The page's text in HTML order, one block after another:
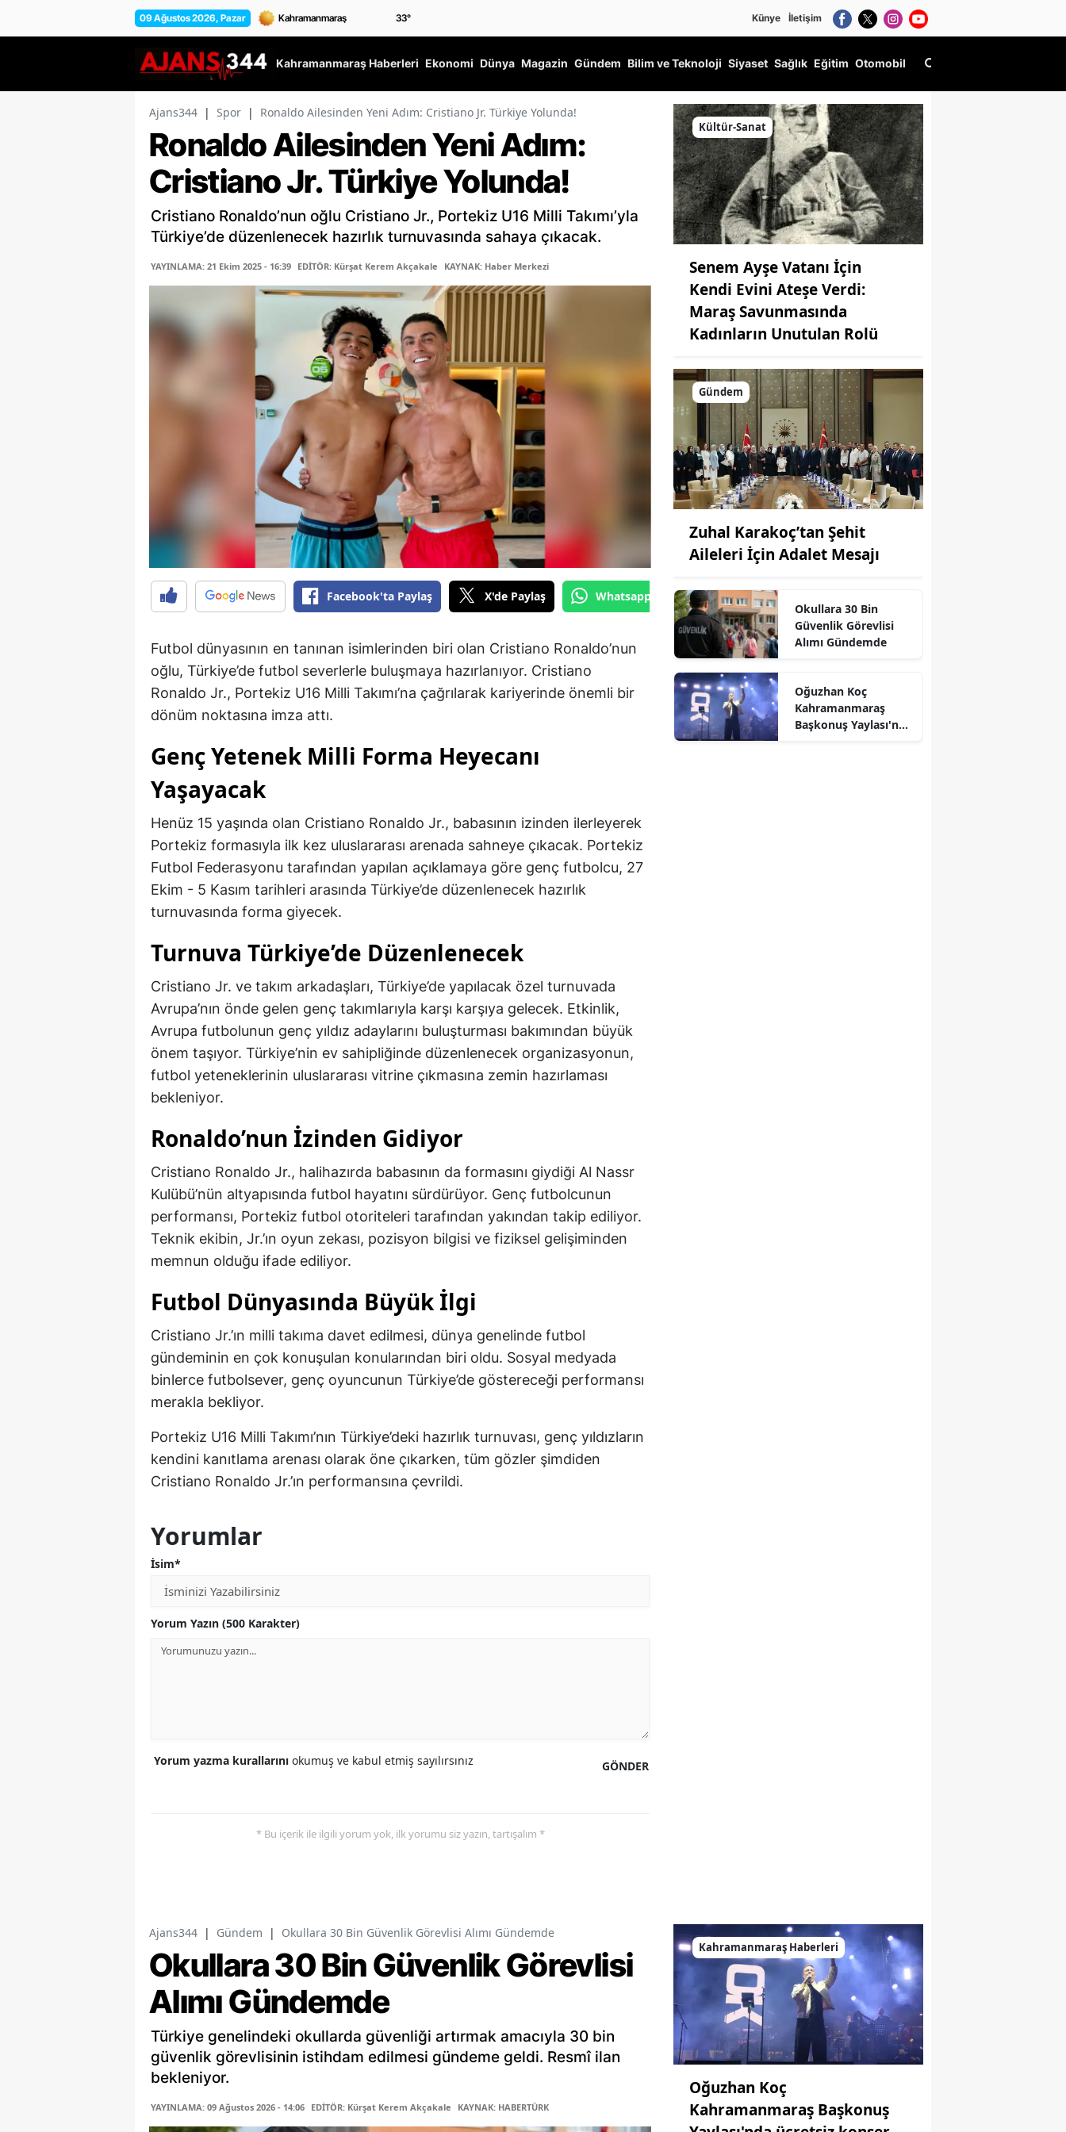
09 Ağustos 2026, Pazar 33° Künye İletişim
Kahramanmaraş Haberleri Ekonomi Dünya Magazin Gündem Bilim ve Teknoloji Siyaset Sağlık Eğitim Otomobil
Ajans344 | Spor | Ronaldo Ailesinden Yeni Adım: Cristiano Jr. Türkiye Yolunda!
Ronaldo Ailesinden Yeni Adım:
Cristiano Jr. Türkiye Yolunda!
Cristiano Ronaldo’nun oğlu Cristiano Jr., Portekiz U16 Milli Takımı’yla
Türkiye’de düzenlenecek hazırlık turnuvasında sahaya çıkacak.
YAYINLAMA: 21 Ekim 2025 - 16:39 EDİTÖR: Kürşat Kerem Akçakale KAYNAK: Haber Merkezi
Facebook'ta Paylaş X'de Paylaş Whatsapp'tan Gönder
Futbol dünyasının en tanınan isimlerinden biri olan Cristiano Ronaldo’nun
oğlu, Türkiye’de futbol severlerle buluşmaya hazırlanıyor. Cristiano
Ronaldo Jr., Portekiz U16 Milli Takımı’na çağrılarak kariyerinde önemli bir
dönüm noktasına imza attı.
Genç Yetenek Milli Forma Heyecanı
Yaşayacak
Henüz 15 yaşında olan Cristiano Ronaldo Jr., babasının izinden ilerleyerek
Portekiz formasıyla ilk kez uluslararası arenada sahneye çıkacak. Portekiz
Futbol Federasyonu tarafından yapılan açıklamaya göre genç futbolcu, 27
Ekim - 5 Kasım tarihleri arasında Türkiye’de düzenlenecek hazırlık
turnuvasında forma giyecek.
Turnuva Türkiye’de Düzenlenecek
Cristiano Jr. ve takım arkadaşları, Türkiye’de yapılacak özel turnuvada
Avrupa’nın önde gelen genç takımlarıyla karşı karşıya gelecek. Etkinlik,
Avrupa futbolunun genç yıldız adaylarını buluşturması bakımından büyük
önem taşıyor. Türkiye’nin ev sahipliğinde düzenlenecek organizasyonun,
futbol yeteneklerinin uluslararası vitrine çıkmasına zemin hazırlaması
bekleniyor.
Ronaldo’nun İzinden Gidiyor
Cristiano Ronaldo Jr., halihazırda babasının da formasını giydiği Al Nassr
Kulübü’nün altyapısında futbol hayatını sürdürüyor. Genç futbolcunun
performansı, Portekiz futbol otoriteleri tarafından yakından takip ediliyor.
Teknik ekibin, Jr.’ın oyun zekası, pozisyon bilgisi ve fiziksel gelişiminden
memnun olduğu ifade ediliyor.
Futbol Dünyasında Büyük İlgi
Cristiano Jr.’ın milli takıma davet edilmesi, dünya genelinde futbol
gündeminin en çok konuşulan konularından biri oldu. Sosyal medyada
binlerce futbolsever, genç oyuncunun Türkiye’de göstereceği performansı
merakla bekliyor.
Portekiz U16 Milli Takımı’nın Türkiye’deki hazırlık turnuvası, genç yıldızların
kendini kanıtlama arenası olarak öne çıkarken, tüm gözler şimdiden
Cristiano Ronaldo Jr.’ın performansına çevrildi.
Yorumlar
İsim*
Yorum Yazın (500 Karakter)
GÖNDER
Yorum yazma kurallarını okumuş ve kabul etmiş sayılırsınız
* Bu içerik ile ilgili yorum yok, ilk yorumu siz yazın, tartışalım *
Kültür-Sanat
Senem Ayşe Vatanı İçin
Kendi Evini Ateşe Verdi:
Maraş Savunmasında
Kadınların Unutulan Rolü
Gündem
Zuhal Karakoç’tan Şehit
Aileleri İçin Adalet Mesajı
Okullara 30 Bin
Güvenlik Görevlisi
Alımı Gündemde
Oğuzhan Koç
Kahramanmaraş
Başkonuş Yaylası'nda
Ajans344 | Gündem | Okullara 30 Bin Güvenlik Görevlisi Alımı Gündemde
Okullara 30 Bin Güvenlik Görevlisi
Alımı Gündemde
Türkiye genelindeki okullarda güvenliği artırmak amacıyla 30 bin
güvenlik görevlisinin istihdam edilmesi gündeme geldi. Resmî ilan
bekleniyor.
YAYINLAMA: 09 Ağustos 2026 - 14:06 EDİTÖR: Kürşat Kerem Akçakale KAYNAK: HABERTÜRK
Kahramanmaraş Haberleri
Oğuzhan Koç
Kahramanmaraş Başkonuş